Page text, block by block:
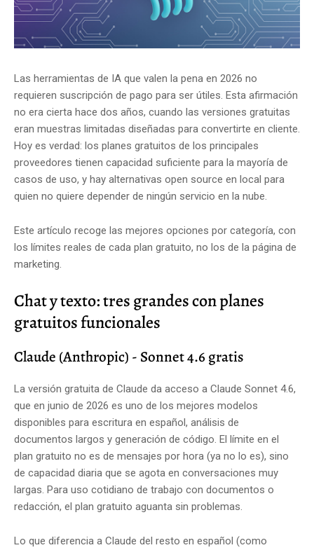
Las herramientas de IA que valen la pena en 2026 no
requieren suscripción de pago para ser útiles. Esta afirmación
no era cierta hace dos años, cuando las versiones gratuitas
eran muestras limitadas diseñadas para convertirte en cliente.
Hoy es verdad: los planes gratuitos de los principales
proveedores tienen capacidad suficiente para la mayoría de
casos de uso, y hay alternativas open source en local para
quien no quiere depender de ningún servicio en la nube.
Este artículo recoge las mejores opciones por categoría, con
los límites reales de cada plan gratuito, no los de la página de
marketing.
Chat y texto: tres grandes con planes
gratuitos funcionales
Claude (Anthropic) - Sonnet 4.6 gratis
La versión gratuita de Claude da acceso a Claude Sonnet 4.6,
que en junio de 2026 es uno de los mejores modelos
disponibles para escritura en español, análisis de
documentos largos y generación de código. El límite en el
plan gratuito no es de mensajes por hora (ya no lo es), sino
de capacidad diaria que se agota en conversaciones muy
largas. Para uso cotidiano de trabajo con documentos o
redacción, el plan gratuito aguanta sin problemas.
Lo que diferencia a Claude del resto en español (como